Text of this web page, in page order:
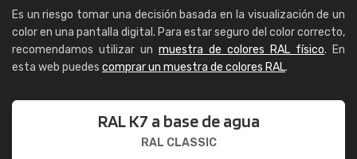
Es un riesgo tomar una decisión basada en la visualización de un
color en una pantalla digital. Para estar seguro del color correcto,
recomendamos utilizar un muestra de colores RAL físico. En
esta web puedes comprar un muestra de colores RAL.
RAL K7 a base de agua
RAL CLASSIC